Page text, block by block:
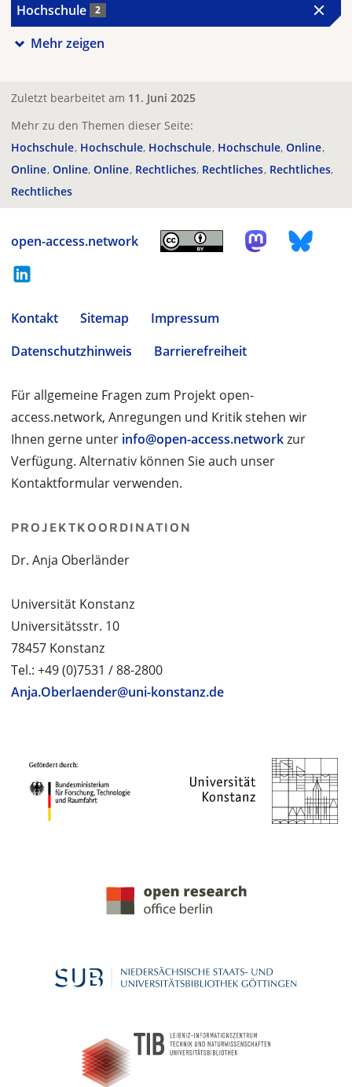
Hochschule 2
Mehr zeigen
Zuletzt bearbeitet am 11. Juni 2025
Mehr zu den Themen dieser Seite:
Hochschule Hochschule Hochschule Hochschule Online
Online Online Online Rechtliches Rechtliches Rechtliches
Rechtliches
open-access.network
Kontakt Sitemap
Impressum
Datenschutzhinweis
Barrierefreiheit
Für allgemeine Fragen zum Projekt open-
access.network, Anregungen und Kritik stehen wir
Ihnen gerne unter info@open-access.networkzur
Verfügung. Alternativ können Sie auch unser
Kontaktformular verwenden.
PROJEKTKOORDINATION
Dr. Anja Oberländer
Universität Konstanz
Universitätsstr. 10
78457 Konstanz
Tel.: +49 (0)7531 / 88-2800
Anja.Oberlaender@uni-konstanz.de